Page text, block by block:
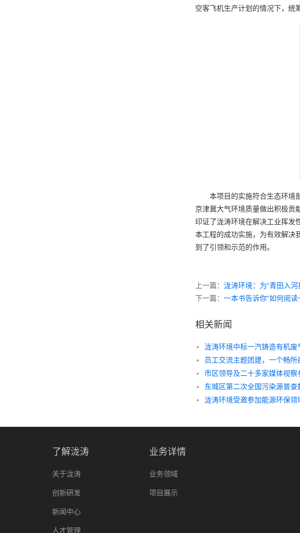
空客飞机生产计划的情况下，统
本项目的实施符合生态环境
京津冀大气环境质量做出积极贡
印证了泷涛环境在解决工业挥发
本工程的成功实施，为有效解决
到了引领和示范的作用。
上一篇： 泷涛环境：为“青田入
下一篇： 一本书告诉你“如何阅读
相关新闻
泷涛环境中标一汽铸造有机废
员工交流主题团建，一个畅所
东城区第二次全国污染源普
泷涛环境受邀参加能源环保领
了解泷涛
关于泷涛
创新研发
新闻中心
人才管理
业务详情
业务领域
项目展示